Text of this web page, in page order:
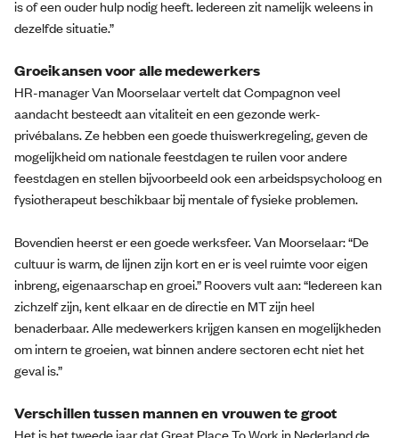
is of een ouder hulp nodig heeft. Iedereen zit namelijk weleens in
dezelfde situatie.”
Groeikansen voor alle medewerkers
HR-manager Van Moorselaar vertelt dat Compagnon veel
aandacht besteedt aan vitaliteit en een gezonde werk-
privébalans. Ze hebben een goede thuiswerkregeling, geven de
mogelijkheid om nationale feestdagen te ruilen voor andere
feestdagen en stellen bijvoorbeeld ook een arbeidspsycholoog en
fysiotherapeut beschikbaar bij mentale of fysieke problemen.
Bovendien heerst er een goede werksfeer. Van Moorselaar: “De
cultuur is warm, de lijnen zijn kort en er is veel ruimte voor eigen
inbreng, eigenaarschap en groei.” Roovers vult aan: “Iedereen kan
zichzelf zijn, kent elkaar en de directie en MT zijn heel
benaderbaar. Alle medewerkers krijgen kansen en mogelijkheden
om intern te groeien, wat binnen andere sectoren echt niet het
geval is.”
Verschillen tussen mannen en vrouwen te groot
Het is het tweede jaar dat Great Place To Work in Nederland de